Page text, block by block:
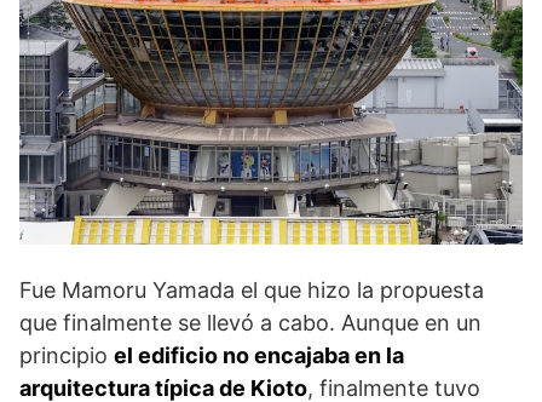
Fue Mamoru Yamada el que hizo la propuesta
que finalmente se llevó a cabo. Aunque en un
principio el edificio no encajaba en la
arquitectura típica de Kioto, finalmente tuvo